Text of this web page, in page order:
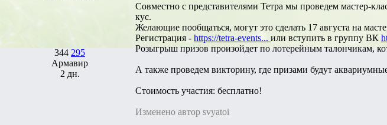
344 295
Армавир
2 дн.
Совместно с представителями Тетра мы проведем мастер-
кус.
Желающие пообщаться, могут это сделать 17 августа на
Регистрация - https://tetra-events... или вступить в группу ВК
Розыгрыш призов произойдет по лотерейным талончикам,
А также проведем викторину, где призами будут
Стоимость участия: бесплатно!
Изменено автор svyatoi